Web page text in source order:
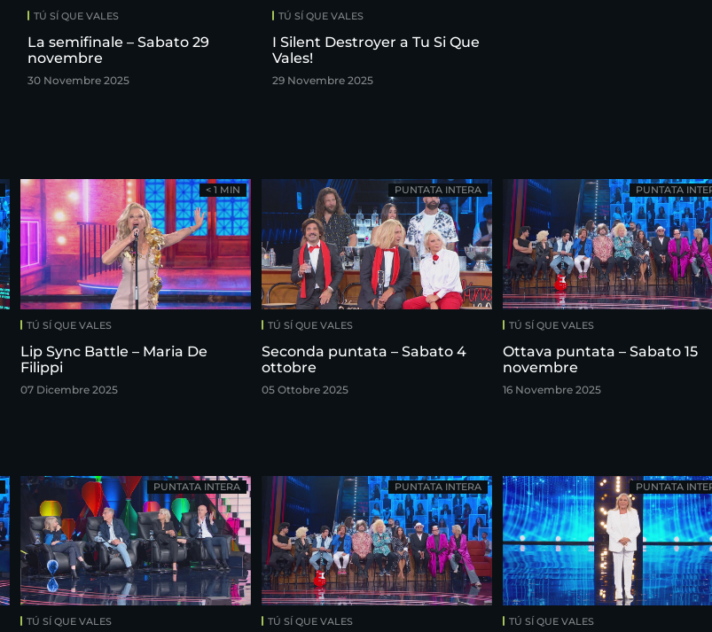
TÚ SÍ QUE VALES
La semifinale – Sabato 29
novembre
30 Novembre 2025
TÚ SÍ QUE VALES
I Silent Destroyer a Tu Si Que
Vales!
29 Novembre 2025
TÚ SÍ QUE VALES
Lip Sync Battle – Maria De
Filippi
07 Dicembre 2025
< 1 MIN
TÚ SÍ QUE VALES
Seconda puntata – Sabato 4
ottobre
05 Ottobre 2025
PUNTATA INTERA
TÚ SÍ QUE VALES
Ottava puntata – Sabato 15
novembre
16 Novembre 2025
PUNTATA
TÚ SÍ QUE VALES
PUNTATA INTERA
TÚ SÍ QUE VALES
PUNTATA INTERA
TÚ SÍ QUE VALES
PUNTATA